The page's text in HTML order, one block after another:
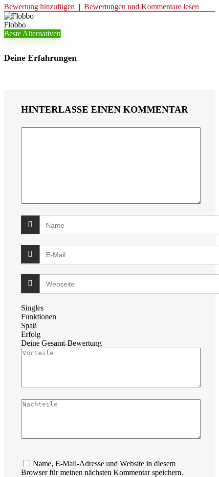
Bewertung hinzufügen | Bewertungen und Kommentare lesen
Flobbo
Beste Alternativen
Deine Erfahrungen
HINTERLASSE EINEN KOMMENTAR
Singles
Funktionen
Spaß
Erfolg
Deine Gesamt-Bewertung
Name, E-Mail-Adresse und Website in diesem
Browser für meinen nächsten Kommentar speichern.